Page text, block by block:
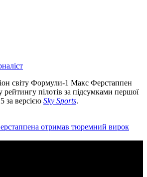
світу Формули-1 Макс Ферстаппен
рейтингу пілотів за підсумками першої
за версією Sky Sports.
отримав тюремний вирок